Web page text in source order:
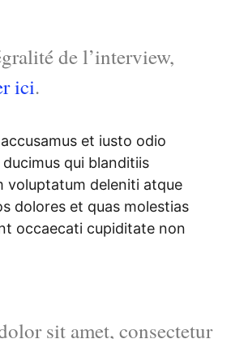
de l’interview,
ici.
et iusto odio
qui blanditiis
voluptatum deleniti atque
dolores et quas molestias
occaecati cupiditate non
sit amet, consectetur